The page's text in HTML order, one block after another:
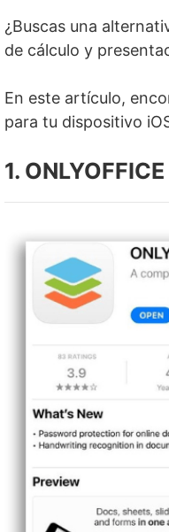
¿Buscas una
de cálculo y
En este artículo,
para tu dispositivo
1.